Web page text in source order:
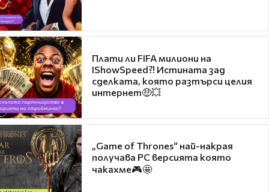
Плати ли FIFA милиони на
IShowSpeed?! Истината зад
сделката, която разтърси целия
интернет🤑💥
„Game of Thrones“ най-накрая
получава PC версията която
чакахме🎮🤩